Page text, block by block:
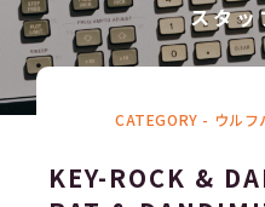
スタッ
CATEGORY - ウルフ
KEY-ROCK &